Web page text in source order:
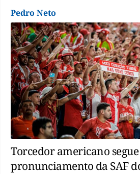
Pedro Neto
Torcedor americano
pronunciamento da SAF